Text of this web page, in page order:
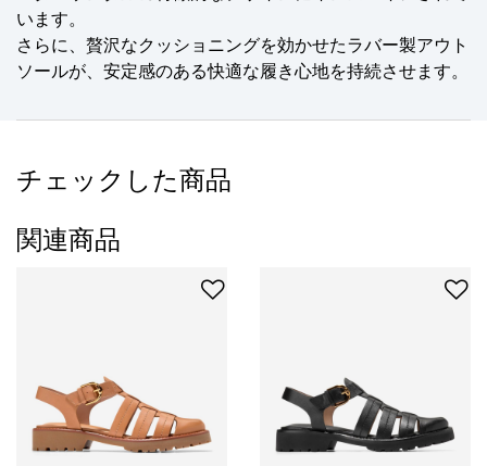
います。
さらに、贅沢なクッショニングを効かせたラバー製アウト
ソールが、安定感のある快適な履き心地を持続させます。
チェックした商品
関連商品